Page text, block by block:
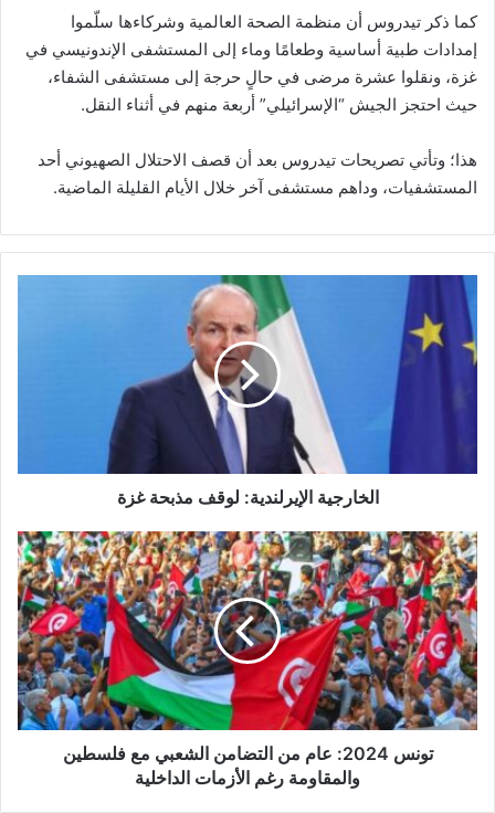
كما ذكر تيدروس أن منظمة الصحة العالمية وشركاءها سلّموا
إمدادات طبية أساسية وطعامًا وماء إلى المستشفى الإندونيسي في
غزة، ونقلوا عشرة مرضى في حالٍ حرجة إلى مستشفى الشفاء،
حيث احتجز الجيش “الإسرائيلي” أربعة منهم في أثناء النقل.
هذا؛ وتأتي تصريحات تيدروس بعد أن قصف الاحتلال الصهيوني أحد
المستشفيات، وداهم مستشفى آخر خلال الأيام القليلة الماضية.
خ
ا
ا
ي
ر
ل
ن
د
ي
ة
:
ل
الخارجية الإيرلندية: لوقف مذبحة غزة
ت
و
ن
س
2
0
2
4
:
تونس 2024: عام من التضامن الشعبي مع فلسطين
والمقاومة رغم الأزمات الداخلية